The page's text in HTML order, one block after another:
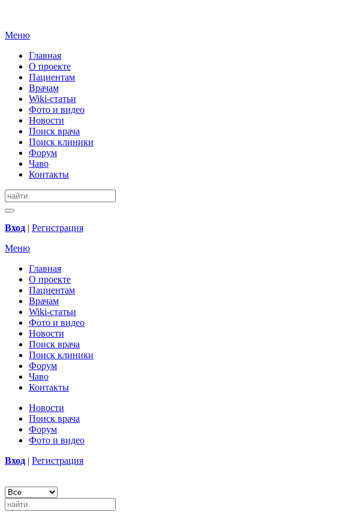
Меню
Главная
О проекте
Пациентам
Врачам
Wiki-статьи
Фото и видео
Новости
Поиск врача
Поиск клиники
Форум
Чаво
Контакты
Вход | Регистрация
Меню
Главная
О проекте
Пациентам
Врачам
Wiki-статьи
Фото и видео
Новости
Поиск врача
Поиск клиники
Форум
Чаво
Контакты
Новости
Поиск врача
Форум
Фото и видео
Вход | Регистрация